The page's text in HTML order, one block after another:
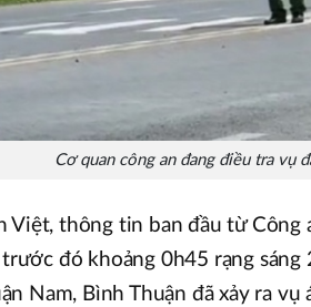
Cơ quan công an đang điều tra vụ
Việt, thông tin ban đầu từ Công
đó khoảng 0h45 rạng
Nam, Bình Thuận đã xảy ra